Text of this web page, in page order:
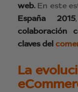
web. En este
España 2015
colaboración
claves del
La